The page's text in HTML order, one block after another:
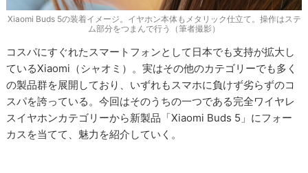
Xiaomi Buds 5の装着イメージ。イヤホン本体もメタリック仕立て。操作はステ
ム部分をつまんで行う（筆者撮影）
コスパにすぐれたスマートフォンとして日本でも支持が拡大し
ているXiaomi（シャオミ）。実はその他のカテゴリーでも多く
の製品群を展開しており、いずれもスマホに負けず劣らずのコ
スパを誇っている。今回はそのうちの一つである完全ワイヤレ
スイヤホンカテゴリーから新製品「Xiaomi Buds 5」にフォー
カスを当てて、魅力を紹介していく。